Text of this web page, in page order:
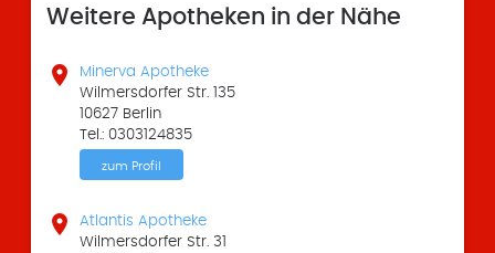
Weitere Apotheken in der Nähe

Minerva Apotheke
Wilmersdorfer Str. 135
10627 Berlin
Tel.: 0303124835
zum Profil

Atlantis Apotheke
Wilmersdorfer Str. 31